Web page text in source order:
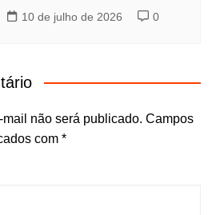
10 de julho de 2026 0
não será publicado. Campos
com *